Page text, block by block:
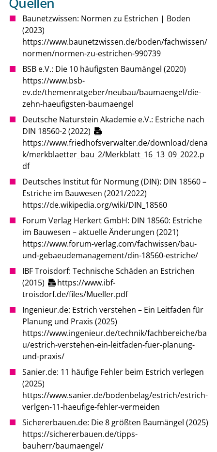
Baunetzwissen: Normen zu Estrichen | Boden
(2023)
https://www.baunetzwissen.de/boden/fachwissen/
normen/normen-zu-estrichen-990739
BSB e.V.: Die 10 häufigsten Baumängel (2020)
https://www.bsb-
ev.de/themenratgeber/neubau/baumaengel/die-
zehn-haeufigsten-baumaengel
Deutsche Naturstein Akademie e.V.: Estriche nach
DIN 18560-2 (2022)
https://www.friedhofsverwalter.de/download/dena
k/merkblaetter_bau_2/Merkblatt_16_13_09_2022.p
df
Deutsches Institut für Normung (DIN): DIN 18560 –
Estriche im Bauwesen (2021/2022)
https://de.wikipedia.org/wiki/DIN_18560
Forum Verlag Herkert GmbH: DIN 18560: Estriche
im Bauwesen – aktuelle Änderungen (2021)
https://www.forum-verlag.com/fachwissen/bau-
und-gebaeudemanagement/din-18560-estriche/
IBF Troisdorf: Technische Schäden an Estrichen
(2015)
https://www.ibf-
troisdorf.de/files/Mueller.pdf
Ingenieur.de: Estrich verstehen – Ein Leitfaden für
Planung und Praxis (2025)
https://www.ingenieur.de/technik/fachbereiche/ba
u/estrich-verstehen-ein-leitfaden-fuer-planung-
und-praxis/
Sanier.de: 11 häufige Fehler beim Estrich verlegen
(2025)
https://www.sanier.de/bodenbelag/estrich/estrich-
verlgen-11-haeufige-fehler-vermeiden
Sichererbauen.de: Die 8 größten Baumängel (2025)
https://sichererbauen.de/tipps-
bauherr/baumaengel/